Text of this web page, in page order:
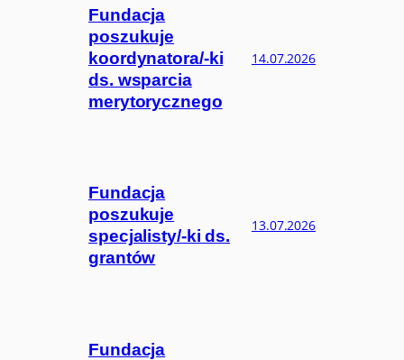
Fundacja
poszukuje
koordynatora/-ki
ds. wsparcia
merytorycznego
14.07.2026
Fundacja
poszukuje
specjalisty/-ki ds.
grantów
13.07.2026
Fundacja